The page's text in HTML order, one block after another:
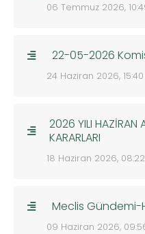
06 Temmuz 2026,
22-05-2026
24 Haziran 2026, 15:40
2026 YILI HAZİRAN
KARARLARI
18 Haziran 2026, 08:22
Meclis Gündemi-
09 Haziran 2026,